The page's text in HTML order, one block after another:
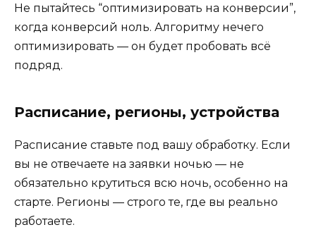
Не пытайтесь “оптимизировать на конверсии”,
когда конверсий ноль. Алгоритму нечего
оптимизировать — он будет пробовать всё
подряд.
Расписание, регионы, устройства
Расписание ставьте под вашу обработку. Если
вы не отвечаете на заявки ночью — не
обязательно крутиться всю ночь, особенно на
старте. Регионы — строго те, где вы реально
работаете.